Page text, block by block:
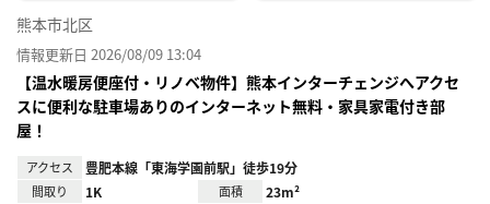
熊本市北区
情報更新日 2026/08/09 13:04
【温水暖房便座付・リノベ物件】熊本インターチェンジへアクセ
スに便利な駐車場ありのインターネット無料・家具家電付き部
屋！
アクセス 豊肥本線「東海学園前駅」徒歩19分
間取り 1K 面積 23m²